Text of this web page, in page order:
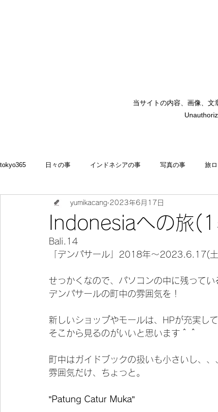
当サイトの内容、画像、
tokyo365 日々の事 インドネシアの事 写真の事 旅
食いしん坊 blog お料理・memasak
今宵の一冊
Indonesiaへの旅
yumikacang 2023年6月17日
Bali.14
「デンパサール」2018年〜2023.6.17(
せっかくなので、パソコンの中に残ってい
デンパサールの町中の雰囲気を！
新しいショップやモールは、HPが充実し
そこから見るのがいいと思います＾＾
町中はガイドブックの扱いも小さいし、、
雰囲気だけ、ちょっと。
”Patung Catur Muka”